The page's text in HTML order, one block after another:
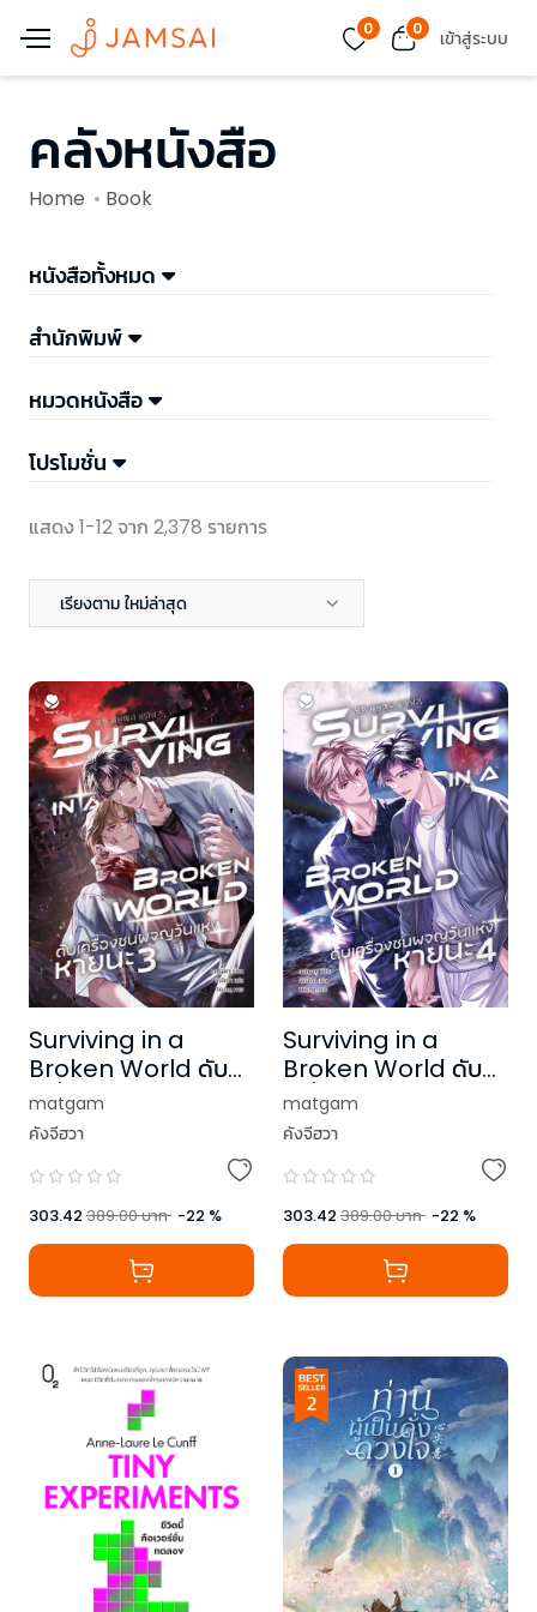
0 0 เข้าสู่ระบบ
คลังหนังสือ
Home Book
หนังสือทั้งหมด
สำนักพิมพ์
หมวดหนังสือ
โปรโมชั่น
แสดง 1-12 จาก 2,378 รายการ
เรียงตาม ใหม่ล่าสุด
Surviving in a
Broken World ดับ
เครื่องชนผจญวันแห่ง
หายนะ เล่ม 3
matgam
คังจีฮวา
303.42 389.00บาท -22 %
Surviving in a
Broken World ดับ
เครื่องชนผจญวันแห่ง
หายนะ เล่ม 4 (เล่มจบ)
matgam
คังจีฮวา
303.42 389.00บาท -22 %